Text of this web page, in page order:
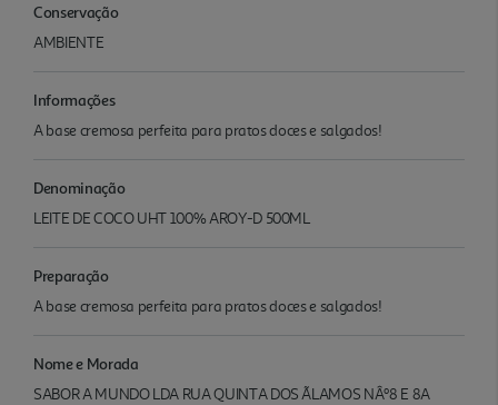
Conservação
AMBIENTE
Informações
A base cremosa perfeita para pratos doces e salgados!
Denominação
LEITE DE COCO UHT 100% AROY-D 500ML
Preparação
A base cremosa perfeita para pratos doces e salgados!
Nome e Morada
SABOR A MUNDO LDA RUA QUINTA DOS ÃLAMOS NÂº8 E 8A